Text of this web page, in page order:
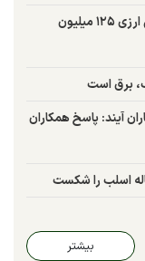
ساخت داخل ۹ همتی در مس؛ صرفه‌جویی ارزی ۱۲۵ میلیون
برق است
آیند: پاسخ همکاران
بیشتر